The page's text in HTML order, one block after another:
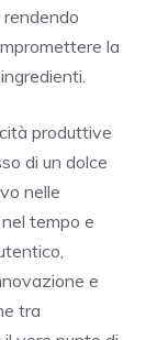
la
produttive
di un dolce
nelle
tempo e
e
tra